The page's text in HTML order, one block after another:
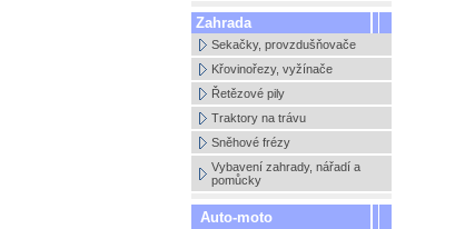
Zahrada
Sekačky, provzdušňovače
Křovinořezy, vyžínače
Řetězové pily
Traktory na trávu
Sněhové frézy
Vybavení zahrady, nářadí a
pomůcky
Auto-moto